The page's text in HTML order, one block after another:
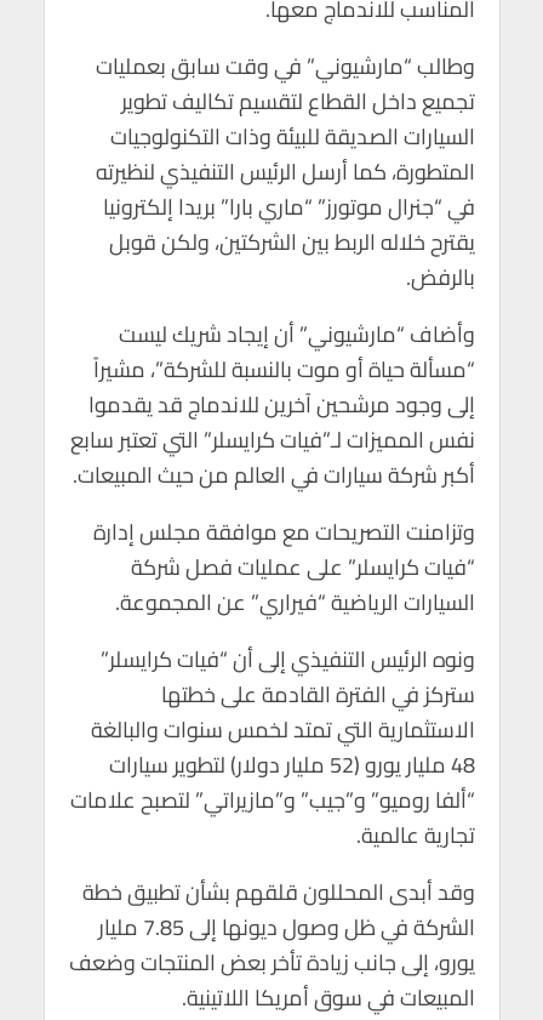
المناسب للاندماج معها.
وطالب “مارشيوني” في وقت سابق بعمليات
تجميع داخل القطاع لتقسيم تكاليف تطوير
السيارات الصديقة للبيئة وذات التكنولوجيات
المتطورة، كما أرسل الرئيس التنفيذي لنظيرته
في “جنرال موتورز” “ماري بارا” بريدا إلكترونيا
يقترح خلاله الربط بين الشركتين، ولكن قوبل
بالرفض.
وأضاف “مارشيوني” أن إيجاد شريك ليست
“مسألة حياة أو موت بالنسبة للشركة”، مشيراً
إلى وجود مرشحين آخرين للاندماج قد يقدموا
نفس المميزات لـ”فيات كرايسلر” التي تعتبر سابع
أكبر شركة سيارات في العالم من حيث المبيعات.
وتزامنت التصريحات مع موافقة مجلس إدارة
“فيات كرايسلر” على عمليات فصل شركة
السيارات الرياضية “فيراري” عن المجموعة.
ونوه الرئيس التنفيذي إلى أن “فيات كرايسلر”
ستركز في الفترة القادمة على خطتها
الاستثمارية التي تمتد لخمس سنوات والبالغة
48 مليار يورو (52 مليار دولار) لتطوير سيارات
“ألفا روميو” و”جيب” و”مازيراتي” لتصبح علامات
تجارية عالمية.
وقد أبدى المحللون قلقهم بشأن تطبيق خطة
الشركة في ظل وصول ديونها إلى 7.85 مليار
يورو، إلى جانب زيادة تأخر بعض المنتجات وضعف
المبيعات في سوق أمريكا اللاتينية.